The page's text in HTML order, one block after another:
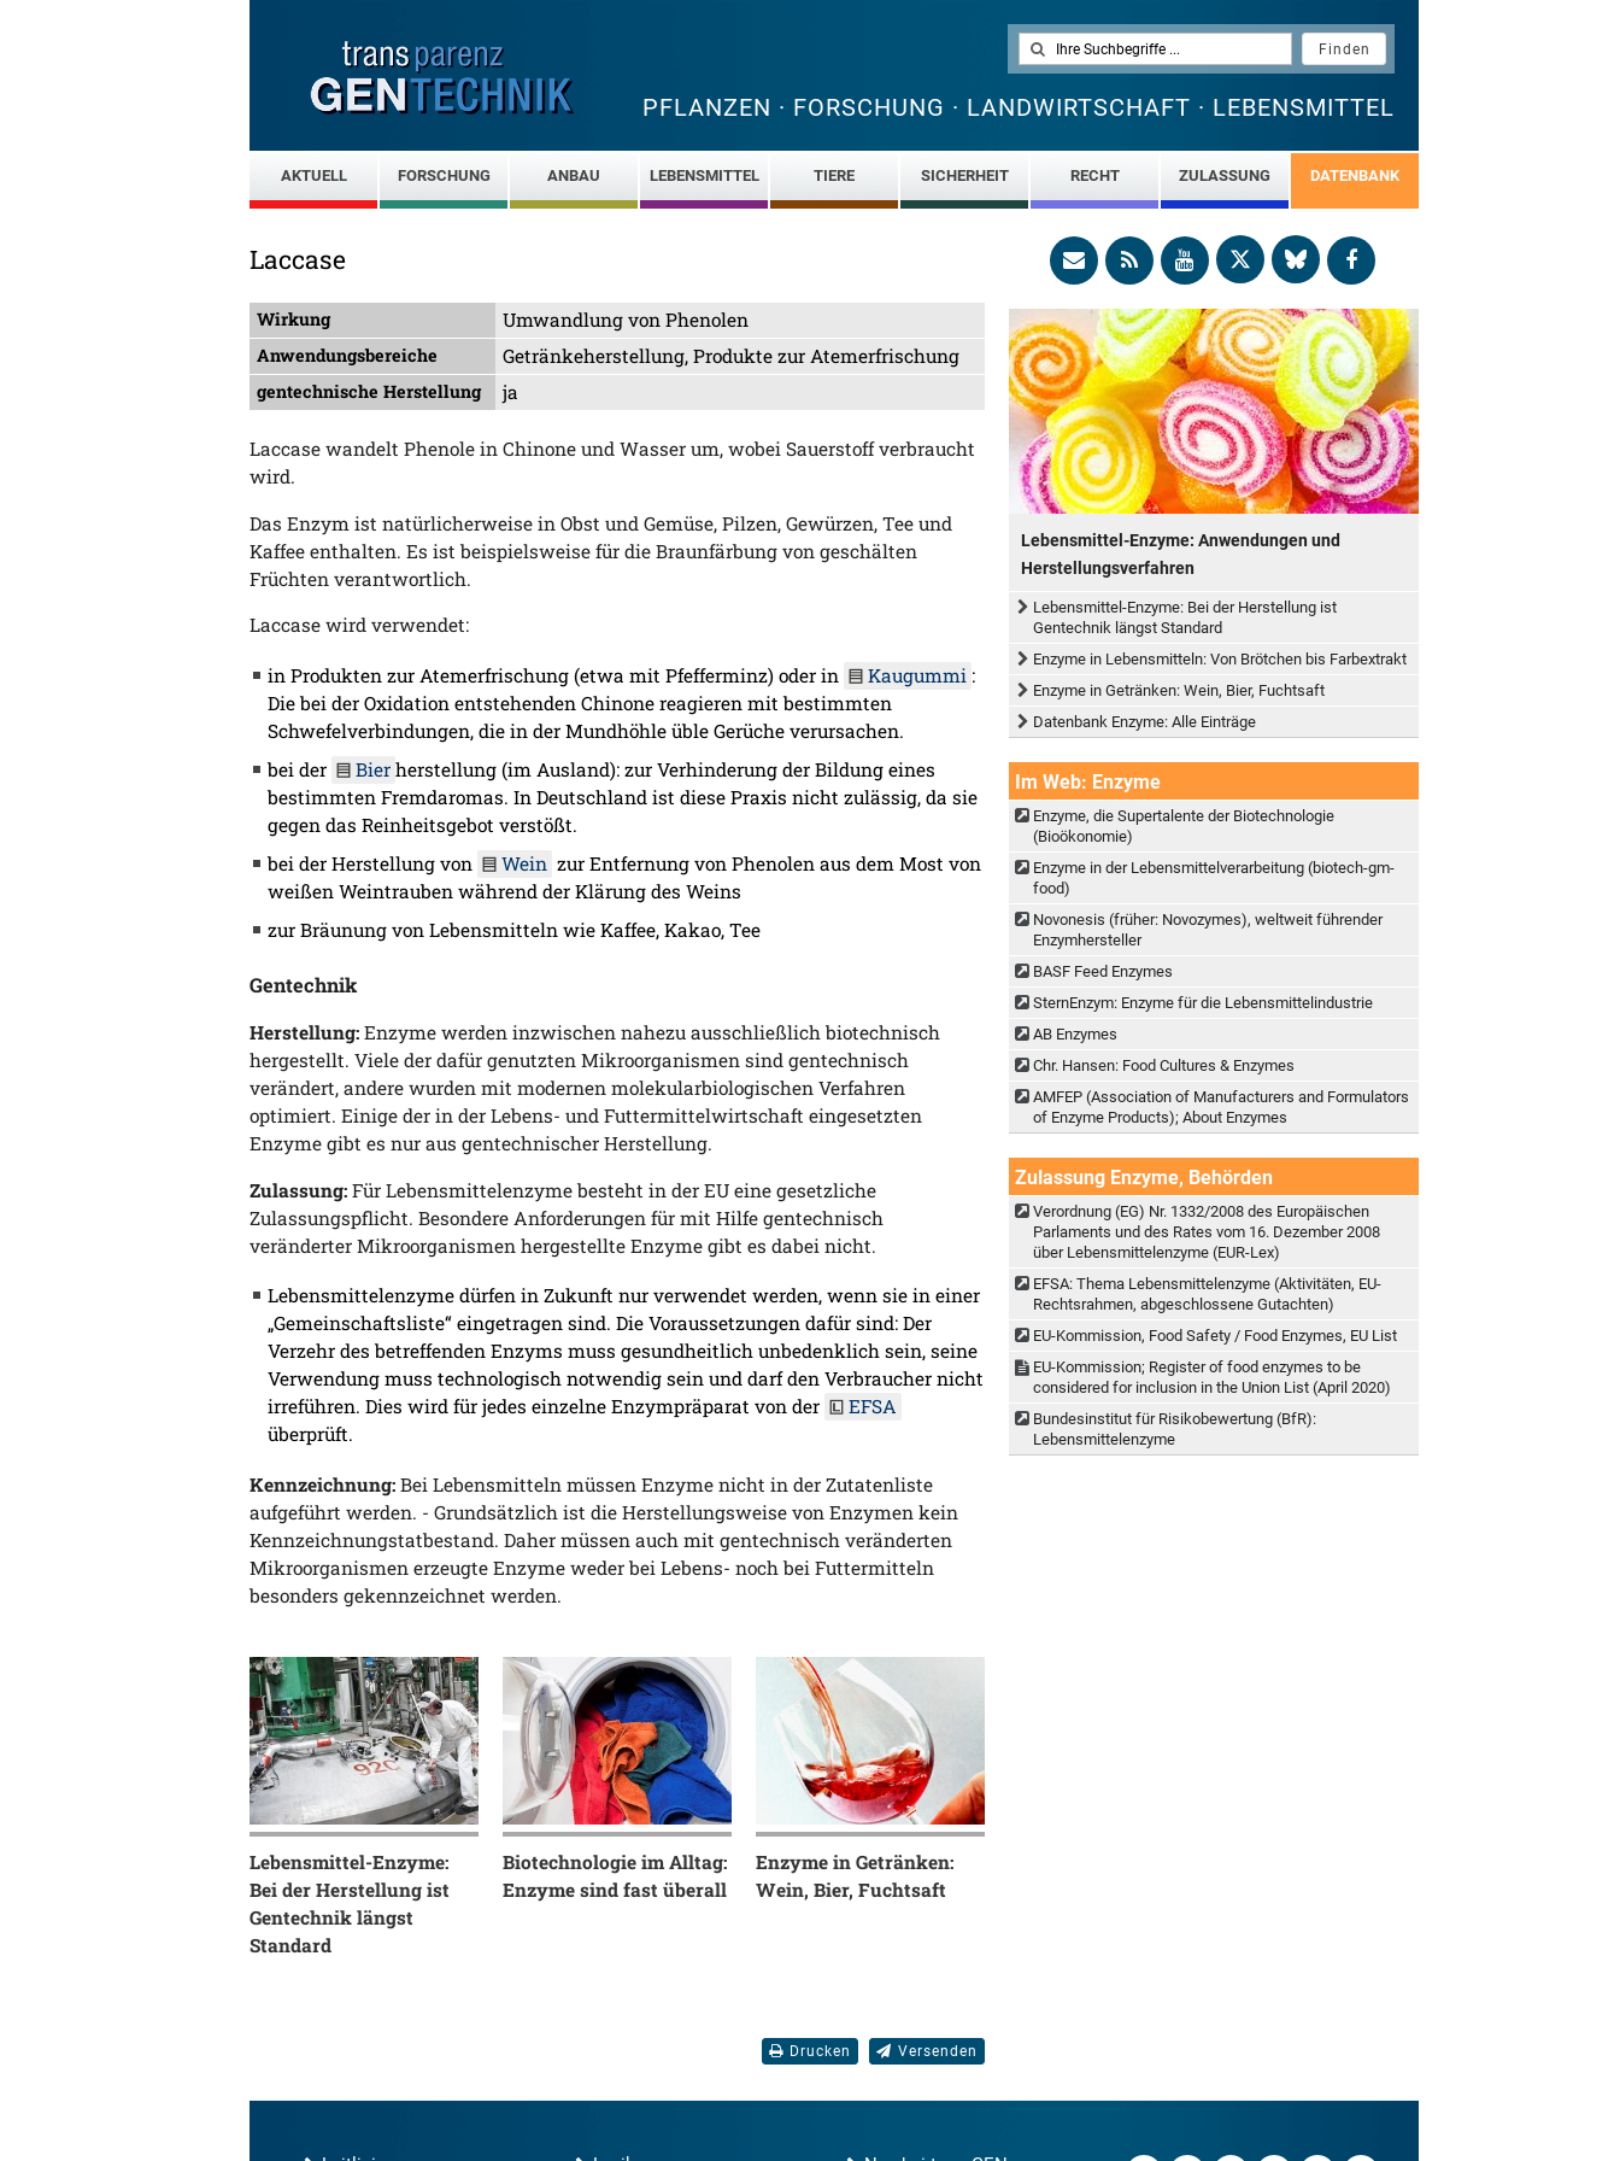
PFLANZEN · FORSCHUNG · LANDWIRTSCHAFT · LEBENSMITTEL
AKTUELL FORSCHUNG ANBAU LEBENSMITTEL TIERE SICHERHEIT RECHT ZULASSUNG DATENBANK
Laccase
Wirkung Umwandlung von Phenolen
Anwendungsbereiche Getränkeherstellung, Produkte zur Atemerfrischung
gentechnische Herstellung ja
Laccase wandelt Phenole in Chinone und Wasser um, wobei Sauerstoff verbraucht
wird.
Das Enzym ist natürlicherweise in Obst und Gemüse, Pilzen, Gewürzen, Tee und
Kaffee enthalten. Es ist beispielsweise für die Braunfärbung von geschälten
Früchten verantwortlich.
Laccase wird verwendet:
in Produkten zur Atemerfrischung (etwa mit Pfefferminz) oder in Kaugummi :
Die bei der Oxidation entstehenden Chinone reagieren mit bestimmten
Schwefelverbindungen, die in der Mundhöhle üble Gerüche verursachen.
bei der
Bier herstellung (im Ausland): zur Verhinderung der Bildung eines
bestimmten Fremdaromas. In Deutschland ist diese Praxis nicht zulässig, da sie
gegen das Reinheitsgebot verstößt.
bei der Herstellung von
Wein zur Entfernung von Phenolen aus dem Most von
weißen Weintrauben während der Klärung des Weins
zur Bräunung von Lebensmitteln wie Kaffee, Kakao, Tee
Gentechnik
Herstellung: Enzyme werden inzwischen nahezu ausschließlich biotechnisch
hergestellt. Viele der dafür genutzten Mikroorganismen sind gentechnisch
verändert, andere wurden mit modernen molekularbiologischen Verfahren
optimiert. Einige der in der Lebens- und Futtermittelwirtschaft eingesetzten
Enzyme gibt es nur aus gentechnischer Herstellung.
Zulassung: Für Lebensmittelenzyme besteht in der EU eine gesetzliche
Zulassungspflicht. Besondere Anforderungen für mit Hilfe gentechnisch
veränderter Mikroorganismen hergestellte Enzyme gibt es dabei nicht.
Lebensmittelenzyme dürfen in Zukunft nur verwendet werden, wenn sie in einer
„Gemeinschaftsliste“ eingetragen sind. Die Voraussetzungen dafür sind: Der
Verzehr des betreffenden Enzyms muss gesundheitlich unbedenklich sein, seine
Verwendung muss technologisch notwendig sein und darf den Verbraucher nicht
irreführen. Dies wird für jedes einzelne Enzympräparat von der
EFSA
überprüft.
Kennzeichnung: Bei Lebensmitteln müssen Enzyme nicht in der Zutatenliste
aufgeführt werden. - Grundsätzlich ist die Herstellungsweise von Enzymen kein
Kennzeichnungstatbestand. Daher müssen auch mit gentechnisch veränderten
Mikroorganismen erzeugte Enzyme weder bei Lebens- noch bei Futtermitteln
besonders gekennzeichnet werden.
Lebensmittel-Enzyme:
Bei der Herstellung ist
Gentechnik längst
Standard
Biotechnologie im Alltag:
Enzyme sind fast überall
Enzyme in Getränken:
Wein, Bier, Fuchtsaft
Drucken Versenden
Lebensmittel-Enzyme: Anwendungen und
Herstellungsverfahren
Lebensmittel-Enzyme: Bei der Herstellung ist
Gentechnik längst Standard
Enzyme in Lebensmitteln: Von Brötchen bis Farbextrakt
Enzyme in Getränken: Wein, Bier, Fuchtsaft
Datenbank Enzyme: Alle Einträge
Im Web: Enzyme
Enzyme, die Supertalente der Biotechnologie
(Bioökonomie)
Enzyme in der Lebensmittelverarbeitung (biotech-gm-
food)
Novonesis (früher: Novozymes), weltweit führender
Enzymhersteller
BASF Feed Enzymes
SternEnzym: Enzyme für die Lebensmittelindustrie
AB Enzymes
Chr. Hansen: Food Cultures & Enzymes
AMFEP (Association of Manufacturers and Formulators
of Enzyme Products); About Enzymes
Zulassung Enzyme, Behörden
Verordnung (EG) Nr. 1332/2008 des Europäischen
Parlaments und des Rates vom 16. Dezember 2008
über Lebensmittelenzyme (EUR-Lex)
EFSA: Thema Lebensmittelenzyme (Aktivitäten, EU-
Rechtsrahmen, abgeschlossene Gutachten)
EU-Kommission, Food Safety / Food Enzymes, EU List
EU-Kommission; Register of food enzymes to be
considered for inclusion in the Union List (April 2020)
Bundesinstitut für Risikobewertung (BfR):
Lebensmittelenzyme